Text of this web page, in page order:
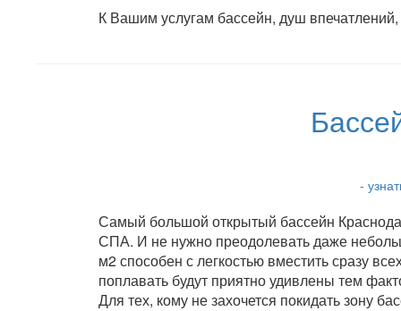
К Вашим услугам бассейн, душ впечатлений,
-
Самый большой открытый бассейн
СПА. И не нужно преодолевать даже
м2 способен с легкостью вместить сразу
поплавать будут приятно удивлены тем
Для тех, кому не захочется покидать зону